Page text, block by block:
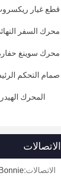
قطع غيار
محرك السفر
محرك سوينغ
صمام التحكم
المحرك
الاتصالات
الاتصالات: